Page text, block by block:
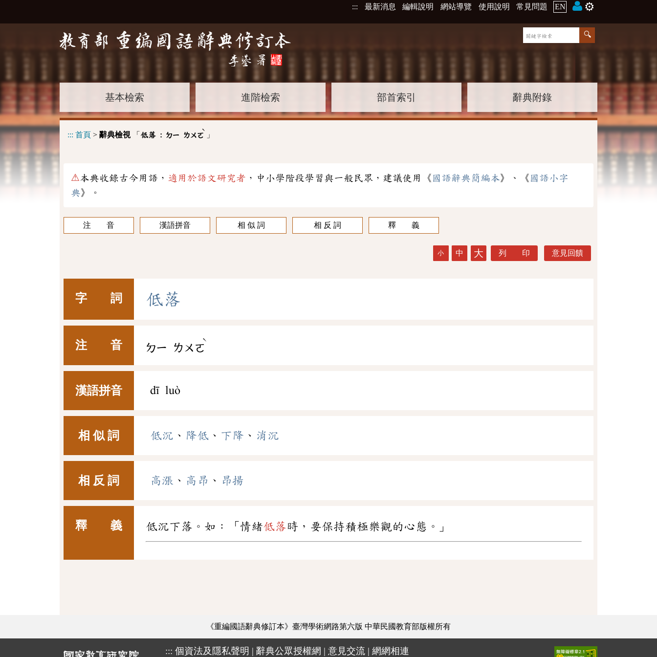
::: 最新消息 編輯說明 網站導覽 使用說明 常見問題 EN ⚙️
基本檢索 進階檢索 部首索引 辭典附錄
::: 首頁 > 辭典檢視「 低落 : ㄉㄧ ㄌㄨㄛ
ˋ
」
⚠本典收錄古今用語， 適用於語文研究者 ，中小學階段學習與一般民眾，建議使用《 國語辭典簡編本》、《 國語小字
典》。
注 音 漢語拼音 相 似 詞 相 反 詞 釋 義
小 中 大 列 印 意見回饋
字 詞 低落
注 音 ㄉㄧ ㄌㄨㄛ
ˋ
漢語拼音 dī luò
相 似 詞 低沉 、 降低 、 下降 、 消沉
相 反 詞 高漲 、 高昂 、 昂揚
釋 義 低沉下落。如：「情緒低落時，要保持積極樂觀的心態。」
《重編國語辭典修訂本》臺灣學術網路第六版 中華民國教育部版權所有
::: 個資法及隱私聲明 | 辭典公眾授權網 | 意見交流 | 網網相連